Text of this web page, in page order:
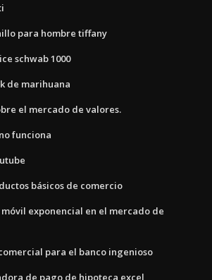
para hombre tiffany
schwab 1000
de marihuana
el mercado de valores.
funciona
básicos de comercio
exponencial en el mercado de
para el banco ingenioso
de pago de hipoteca excel